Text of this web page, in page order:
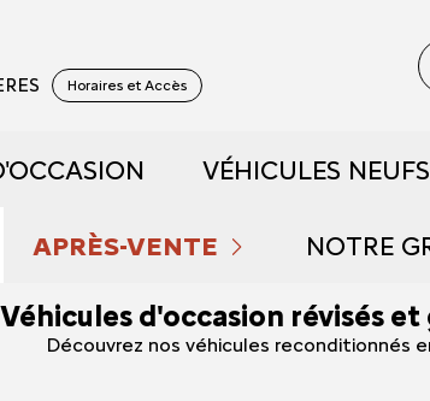
Horaires et Accès
DÉMONSTRATION
VÉHICULES NEUFS
DÉCOUVREZ
RÉSERVEZ UN
APRÈS-VENTE
PRENDRE RENDEZ-VOUS
NOTRE
QUI
Véhicules d'occasion révisés
Découvrez nos véhicules reconditionnés